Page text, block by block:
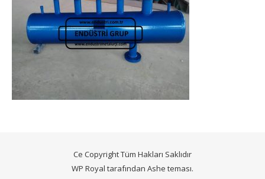
Ce Copyright Tüm Hakları Saklıdır
WP Royal tarafından Ashe teması.